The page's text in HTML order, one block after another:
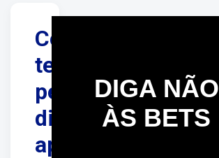
Comerciante
tem
perna
dilacerada
após
DIGA NÃO
ÀS BETS